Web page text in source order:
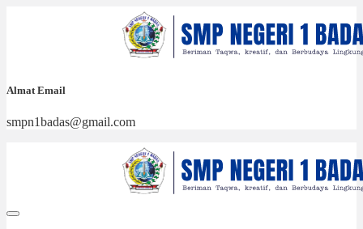
Almat Email
smpn1badas@gmail.com